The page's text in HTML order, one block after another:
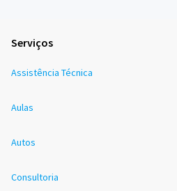
Serviços
Assistência Técnica
Aulas
Autos
Consultoria